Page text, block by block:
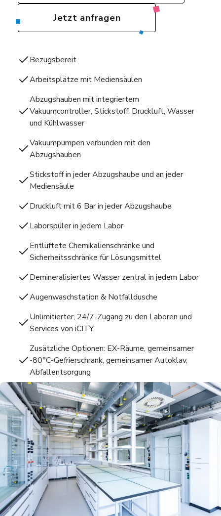
Jetzt anfragen
Bezugsbereit
Arbeitsplätze mit Mediensäulen
Abzugshauben mit integriertem
Vakuumcontroller, Stickstoff, Druckluft, Wasser
und Kühlwasser
Vakuumpumpen verbunden mit den
Abzugshauben
Stickstoff in jeder Abzugshaube und an jeder
Mediensäule
Druckluft mit 6 Bar in jeder Abzugshaube
Laborspüler in jedem Labor
Entlüftete Chemikalienschränke und
Sicherheitsschränke für Lösungsmittel
Demineralisiertes Wasser zentral in jedem Labor
Augenwaschstation & Notfalldusche
Unlimitierter, 24/7-Zugang zu den Laboren und
Services von iCITY
Zusätzliche Optionen: EX-Räume, gemeinsamer
-80°C-Gefrierschrank, gemeinsamer Autoklav,
Abfallentsorgung